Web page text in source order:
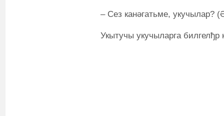
– Сез канәгатьме, укучылар?
Укытучы укучыларга